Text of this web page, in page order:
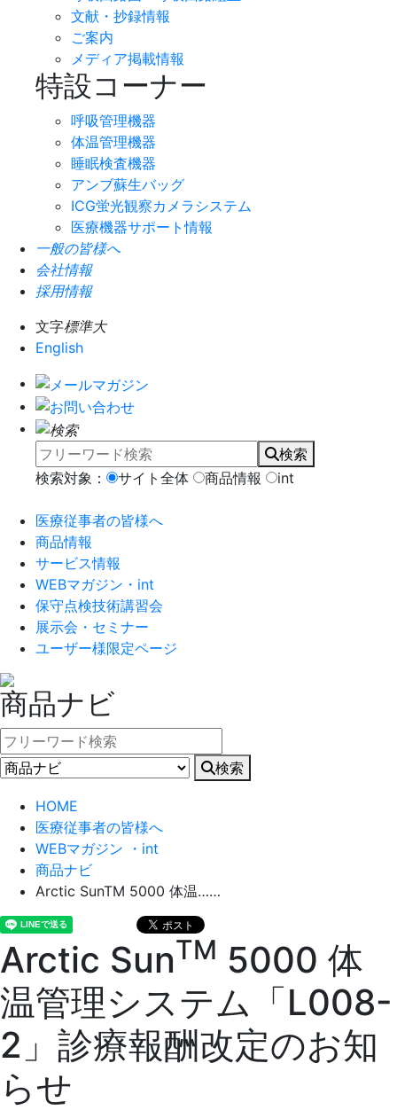
文献・抄録情報
ご案内
メディア掲載情報
特設コーナー
呼吸管理機器
体温管理機器
睡眠検査機器
アンブ蘇生バッグ
ICG蛍光観察カメラシステム
医療機器サポート情報
一般の皆様へ
会社情報
採用情報
文字標準大
English
検索
検索対象：
サイト全体 商品情報 int
医療従事者の皆様へ
商品情報
サービス情報
WEBマガジン・int
保守点検技術講習会
展示会・セミナー
ユーザー様限定ページ
商品ナビ
検索
HOME
医療従事者の皆様へ
WEBマガジン ・int
商品ナビ
Arctic SunTM 5000 体温……
Arctic SunTM 5000 体
温管理システム「L008-
2」診療報酬改定のお知
らせ